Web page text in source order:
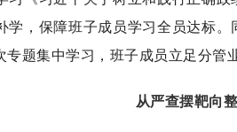
，保障班子成员学习全员达标
专题集中学习，班子成员立足分管
从严查摆靶向